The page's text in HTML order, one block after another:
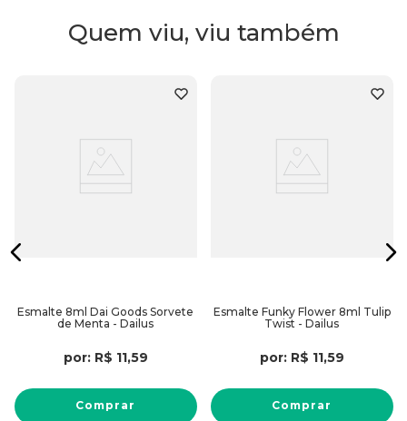
Quem viu, viu também
Esmalte 8ml Dai Goods Sorvete
de Menta - Dailus
por: R$ 11,59
Comprar
Esmalte Funky Flower 8ml Tulip
Twist - Dailus
por: R$ 11,59
Comprar